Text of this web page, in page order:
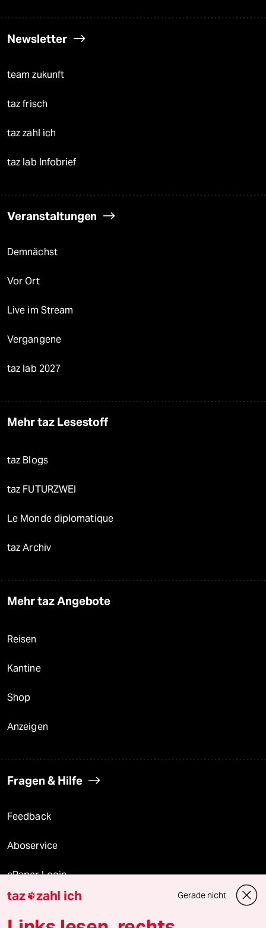
Newsletter
team zukunft
taz frisch
taz zahl ich
taz lab Infobrief
Veranstaltungen
Demnächst
Vor Ort
Live im Stream
Vergangene
taz lab 2027
Mehr taz Lesestoff
taz Blogs
taz FUTURZWEI
Le Monde diplomatique
taz Archiv
Mehr taz Angebote
Reisen
Kantine
Shop
Anzeigen
Fragen & Hilfe
Feedback
Aboservice
ePaper Login
Downloads für Abonnierende
taz zahl ich Gerade nicht